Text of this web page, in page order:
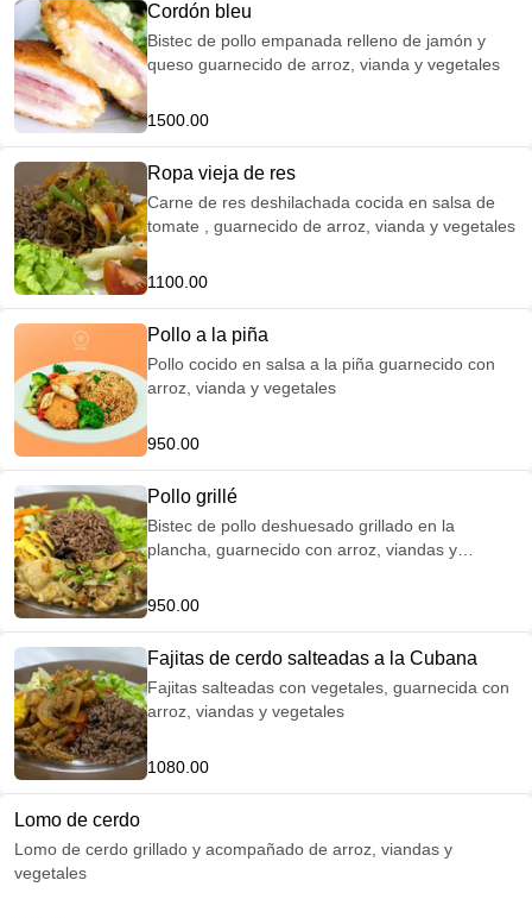
Cordón bleu
Bistec de pollo empanada relleno de jamón y
queso guarnecido de arroz, vianda y vegetales
1500.00
Ropa vieja de res
Carne de res deshilachada cocida en salsa de
tomate , guarnecido de arroz, vianda y vegetales
1100.00
Pollo a la piña
Pollo cocido en salsa a la piña guarnecido con
arroz, vianda y vegetales
950.00
Pollo grillé
Bistec de pollo deshuesado grillado en la
plancha, guarnecido con arroz, viandas y
950.00
Fajitas de cerdo salteadas a la Cubana
Fajitas salteadas con vegetales, guarnecida con
arroz, viandas y vegetales
1080.00
Lomo de cerdo
Lomo de cerdo grillado y acompañado de arroz, viandas y
vegetales